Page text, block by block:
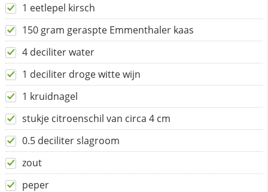
1 eetlepel kirsch
150 gram geraspte Emmenthaler kaas
4 deciliter water
1 deciliter droge witte wijn
1 kruidnagel
stukje citroenschil van circa 4 cm
0.5 deciliter slagroom
zout
peper